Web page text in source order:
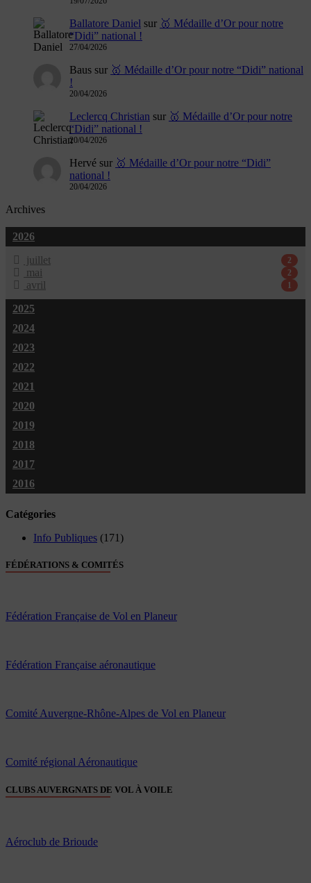
Ballatore Daniel sur 🥇 Médaille d’Or pour notre
“Didi” national !
27/04/2026
Baus sur 🥇 Médaille d’Or pour notre “Didi” national
!
20/04/2026
Leclercq Christian sur 🥇 Médaille d’Or pour notre
“Didi” national !
20/04/2026
Hervé sur 🥇 Médaille d’Or pour notre “Didi”
national !
20/04/2026
Archives
2026
juillet
2
mai 2
avril 1
2025
2024
2023
2022
2021
2020
2019
2018
2017
2016
Catégories
Info Publiques (171)
FÉDÉRATIONS & COMITÉS
Fédération Française de Vol en Planeur
Fédération Française aéronautique
Comité Auvergne-Rhône-Alpes de Vol en Planeur
Comité régional Aéronautique
CLUBS AUVERGNATS DE VOL À VOILE
Aéroclub de Brioude